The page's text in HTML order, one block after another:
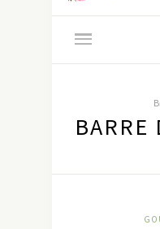
BARRE